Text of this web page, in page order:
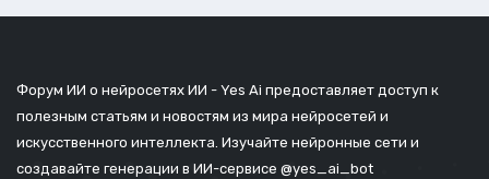
Форум ИИ о нейросетях ИИ - Yes Ai предоставляет доступ к
полезным статьям и новостям из мира нейросетей и
искусственного интеллекта. Изучайте нейронные сети и
создавайте генерации в ИИ-сервисе @yes_ai_bot